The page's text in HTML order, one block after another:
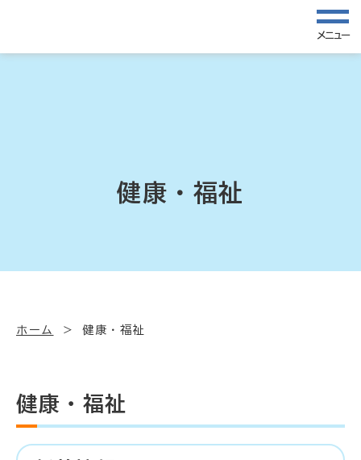
メニュー
健康・福祉
ホーム 健康・福祉
健康・福祉